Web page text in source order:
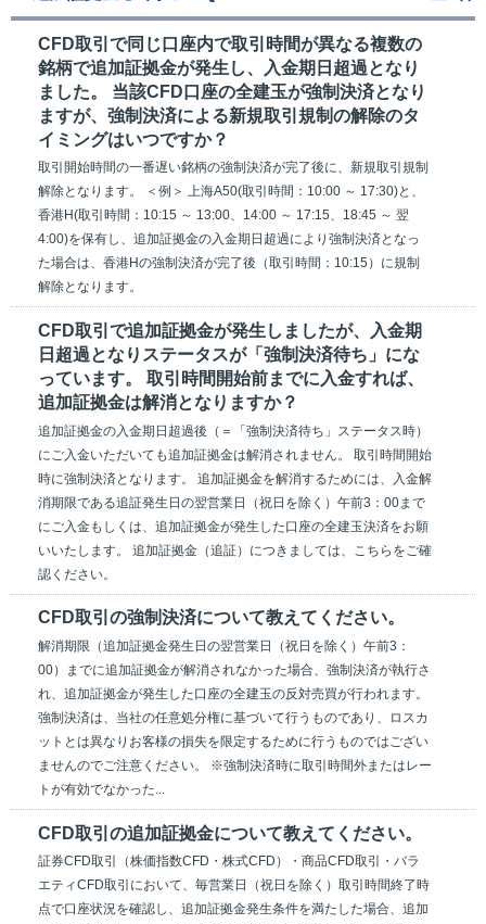
CFD取引で同じ口座内で取引時間が異なる複数の
銘柄で追加証拠金が発生し、入金期日超過となり
ました。 当該CFD口座の全建玉が強制決済となり
ますが、強制決済による新規取引規制の解除のタ
イミングはいつですか？
取引開始時間の一番遅い銘柄の強制決済が完了後に、新規取引規制
解除となります。 ＜例＞ 上海A50(取引時間：10:00 ～ 17:30)と、
香港H(取引時間：10:15 ～ 13:00、14:00 ～ 17:15、18:45 ～ 翌
4:00)を保有し、追加証拠金の入金期日超過により強制決済となっ
た場合は、香港Hの強制決済が完了後（取引時間：10:15）に規制
解除となります。
CFD取引で追加証拠金が発生しましたが、入金期
日超過となりステータスが「強制決済待ち」にな
っています。 取引時間開始前までに入金すれば、
追加証拠金は解消となりますか？
追加証拠金の入金期日超過後（＝「強制決済待ち」ステータス時）
にご入金いただいても追加証拠金は解消されません。 取引時間開始
時に強制決済となります。 追加証拠金を解消するためには、入金解
消期限である追証発生日の翌営業日（祝日を除く）午前3：00まで
にご入金もしくは、追加証拠金が発生した口座の全建玉決済をお願
いいたします。 追加証拠金（追証）につきましては、こちらをご確
認ください。
CFD取引の強制決済について教えてください。
解消期限（追加証拠金発生日の翌営業日（祝日を除く）午前3：
00）までに追加証拠金が解消されなかった場合、強制決済が執行さ
れ、追加証拠金が発生した口座の全建玉の反対売買が行われます。
強制決済は、当社の任意処分権に基づいて行うものであり、ロスカ
ットとは異なりお客様の損失を限定するために行うものではござい
ませんのでご注意ください。 ※強制決済時に取引時間外またはレー
トが有効でなかった...
CFD取引の追加証拠金について教えてください。
証券CFD取引（株価指数CFD・株式CFD）・商品CFD取引・バラ
エティCFD取引において、毎営業日（祝日を除く）取引時間終了時
点で口座状況を確認し、追加証拠金発生条件を満たした場合、追加